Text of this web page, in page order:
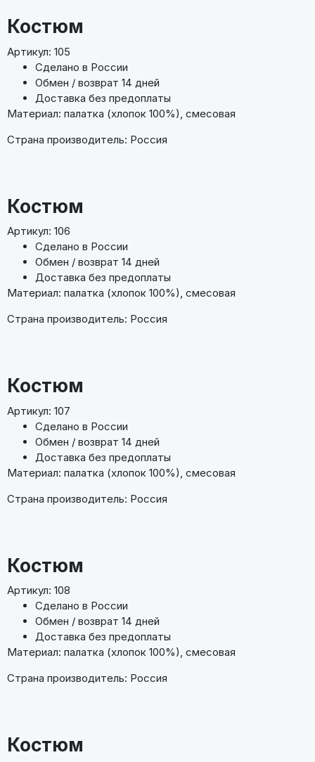
Костюм
Артикул: 105
Сделано в России
Обмен / возврат 14 дней
Доставка без предоплаты
Материал: палатка (хлопок 100%), смесовая
Страна производитель: Россия
Костюм
Артикул: 106
Сделано в России
Обмен / возврат 14 дней
Доставка без предоплаты
Материал: палатка (хлопок 100%), смесовая
Страна производитель: Россия
Костюм
Артикул: 107
Сделано в России
Обмен / возврат 14 дней
Доставка без предоплаты
Материал: палатка (хлопок 100%), смесовая
Страна производитель: Россия
Костюм
Артикул: 108
Сделано в России
Обмен / возврат 14 дней
Доставка без предоплаты
Материал: палатка (хлопок 100%), смесовая
Страна производитель: Россия
Костюм